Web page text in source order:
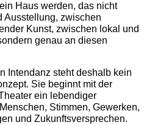
Haus werden, das nicht
Ausstellung, zwischen
Kunst, zwischen lokal und
genau an diesen
Intendanz steht deshalb kein
Sie beginnt mit der
ein lebendiger
Stimmen, Gewerken,
und Zukunftsversprechen.